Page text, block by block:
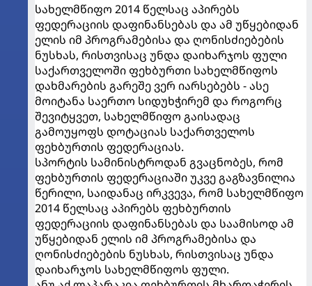
სახელმწიფო 2014 წელსაც აპირებს
ფედერაციის დაფინანსებას და ამ უწყებიდან
ელის იმ პროგრამებისა და ღონისძიებების
ნუსხას, რისთვისაც უნდა დაიხარჯოს ფული
საქართველოში ფეხბურთი სახელმწიფოს
დახმარების გარეშე ვერ იარსებებს - ასე
მოიტანა საერთო სიდუხჭირემ და როგორც
შევიტყვეთ, სახელმწიფო გაისადაც
გამოუყოფს დოტაციას საქართველოს
ფეხბურთის ფედერაციას.
სპორტის სამინისტროდან გვაცნობეს, რომ
ფეხბურთის ფედერაციაში უკვე გაგზავნილია
წერილი, საიდანაც ირკვევა, რომ სახელმწიფო
2014 წელსაც აპირებს ფეხბურთის
ფედერაციის დაფინანსებას და საამისოდ ამ
უწყებიდან ელის იმ პროგრამებისა და
ღონისძიებების ნუსხას, რისთვისაც უნდა
დაიხარჯოს სახელმწიფოს ფული.